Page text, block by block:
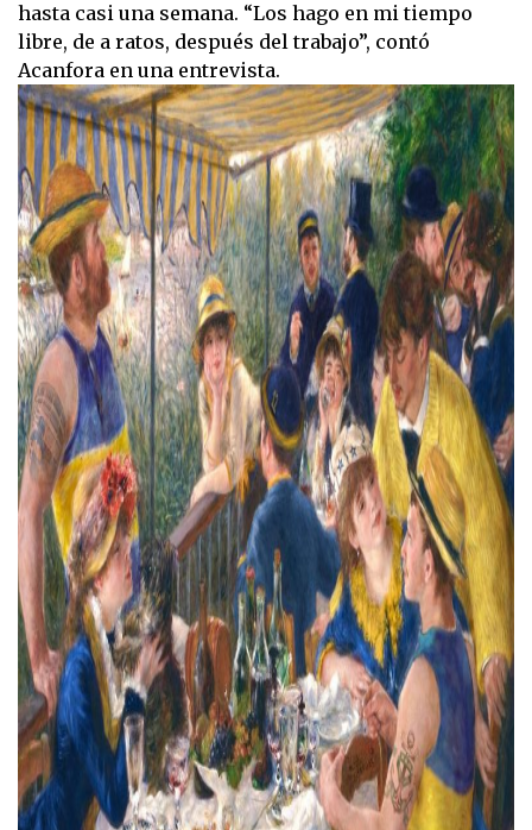
hasta casi una semana. “Los hago en mi tiempo
libre, de a ratos, después del trabajo”, contó
Acanfora en una entrevista.